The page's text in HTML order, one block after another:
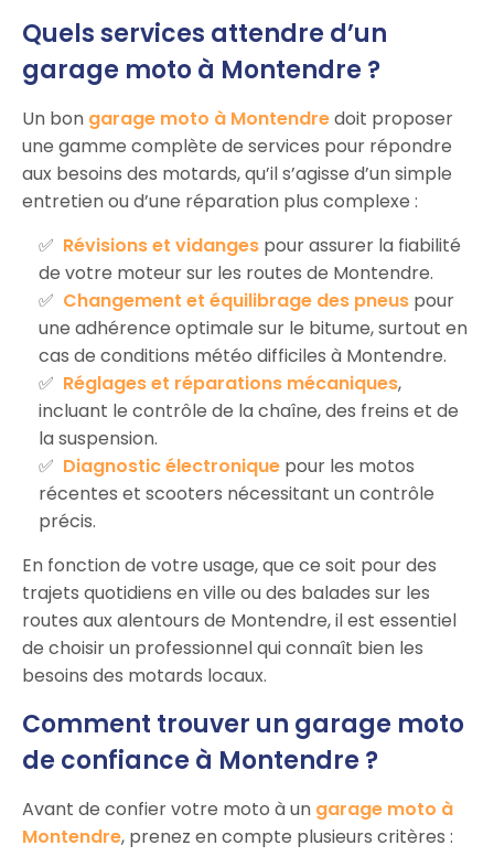
Quels services attendre d’un
garage moto à Montendre ?
Un bon garage moto à Montendredoit proposer
une gamme complète de services pour répondre
aux besoins des motards, qu’il s’agisse d’un simple
entretien ou d’une réparation plus complexe :
Révisions et vidanges pour assurer la fiabilité
de votre moteur sur les routes de Montendre.
Changement et équilibrage des pneus pour
une adhérence optimale sur le bitume, surtout en
cas de conditions météo difficiles à Montendre.
Réglages et réparations mécaniques,
incluant le contrôle de la chaîne, des freins et de
la suspension.
Diagnostic électronique pour les motos
récentes et scooters nécessitant un contrôle
précis.
En fonction de votre usage, que ce soit pour des
trajets quotidiens en ville ou des balades sur les
routes aux alentours de Montendre, il est essentiel
de choisir un professionnel qui connaît bien les
besoins des motards locaux.
Comment trouver un garage moto
de confiance à Montendre ?
Avant de confier votre moto à un garage moto à
Montendre, prenez en compte plusieurs critères :